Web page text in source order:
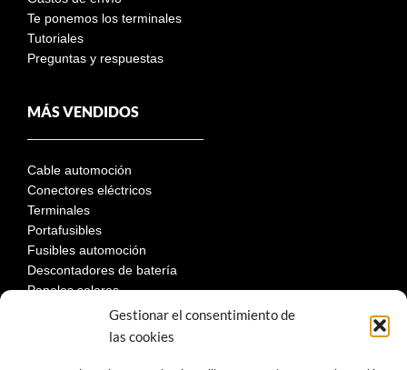
Gestionar el consentimiento de
las cookies
Te ponemos los terminales
Tutoriales
Preguntas y respuestas
MÁS VENDIDOS
Cable automoción
Conectores eléctricos
Terminales
Portafusibles
Fusibles automoción
Descontadores de batería
Paneles solares